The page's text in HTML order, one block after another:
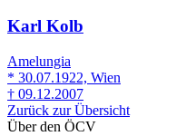
Karl Kolb
Amelungia
* 30.07.1922, Wien
† 09.12.2007
Zurück zur Übersicht
Über den ÖCV